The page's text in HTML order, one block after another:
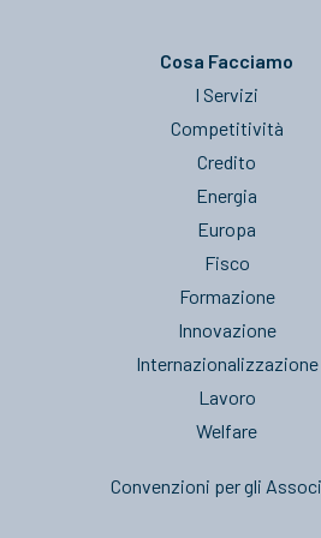
Cosa Facciamo
I Servizi
Competitività
Credito
Energia
Europa
Fisco
Formazione
Innovazione
Internazionalizzazione
Lavoro
Welfare
Convenzioni per gli